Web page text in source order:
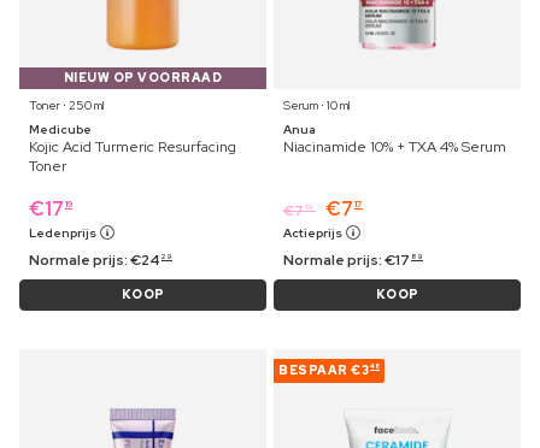
NIEUW OP VOORRAAD
Toner ⋅ 250 ml
Medicube
Kojic Acid Turmeric Resurfacing
Toner
€17 19
Ledenprijs
Normale prijs:€24 29
KOOP
Serum ⋅ 10 ml
Anua
Niacinamide 10% + TXA 4% Serum
€719 €7 17
Actieprijs
Normale prijs:€17 89
KOOP
BESPAAR €348